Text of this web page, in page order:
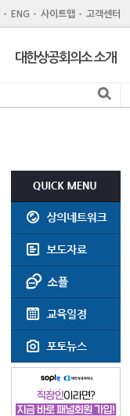
ENG 사이트맵 고객센터
대한상공회의소 소개
공지사항
윤리강령
회의실대관
찾아오시는길